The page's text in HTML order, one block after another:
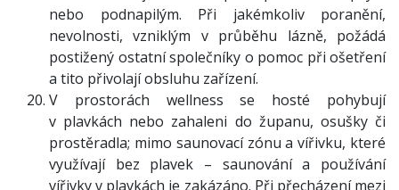
nebo podnapilým. Při jakémkoliv poranění,
nevolnosti, vzniklým v průběhu lázně, požádá
postižený ostatní společníky o pomoc při ošetření
a tito přivolají obsluhu zařízení.
V prostorách wellness se hosté pohybují
v plavkách nebo zahaleni do županu, osušky či
prostěradla; mimo saunovací zónu a vířivku, které
využívají bez plavek – saunování a používání
vířivky v plavkách je zakázáno. Při přecházení mezi